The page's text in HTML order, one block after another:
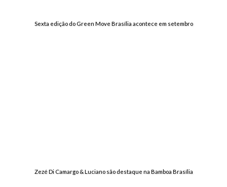
Sexta edição do Green Move Brasília acontece em setembro
Zezé Di Camargo & Luciano são destaque na Bamboa Brasília